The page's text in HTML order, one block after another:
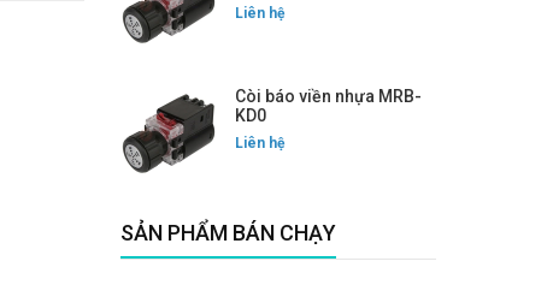
Liên hệ
Còi báo viền nhựa MRB-
KD0
Liên hệ
SẢN PHẨM BÁN CHẠY